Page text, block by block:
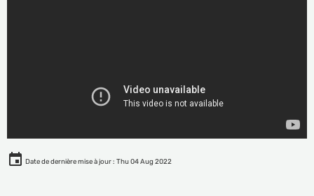
Date de dernière mise à jour : Thu 04 Aug 2022